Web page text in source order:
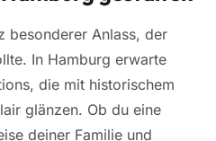
besonderer Anlass, der
In Hamburg erwarte
die mit historischem
glänzen. Ob du eine
deiner Familie und